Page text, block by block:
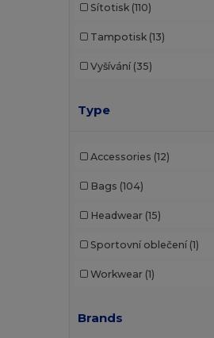
Sítotisk (110)
Tampotisk (13)
Vyšívání (35)
Type
Accessories (12)
Bags (104)
Headwear (15)
Sportovní oblečení (1)
Workwear (1)
Brands